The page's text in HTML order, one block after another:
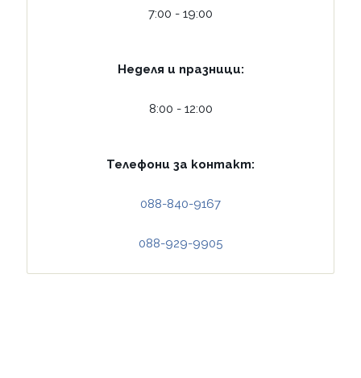
7:00 - 19:00
Неделя и празници:
8:00 - 12:00
Телефони за контакт:
088-840-9167
088-929-9905